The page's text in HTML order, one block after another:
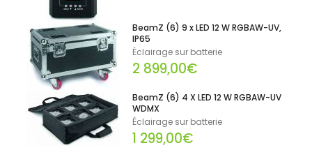
BeamZ (6) 9 x LED 12 W RGBAW-UV,
IP65
Éclairage sur batterie
2 899,00€
BeamZ (6) 4 X LED 12 W RGBAW-UV
WDMX
Éclairage sur batterie
1 299,00€